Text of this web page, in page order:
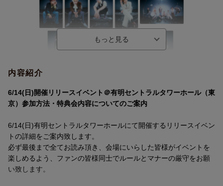
★仕様/封入特典
●トレカ B ver. 1枚封入（集合1種、ソロ9種 全10種のうちランダ
ム1種）
内容紹介
6/14(日)開催リリースイベント＠有明セントラルタワーホール（東
京）参加方法・特典会内容についてのご案内
6/14(日)有明セントラルタワーホールにて開催するリリースイベン
トの詳細をご案内致します。
必ず最後まで全てお読み頂き、会場にいらした皆様がイベントを
楽しめるよう、ファンの皆様同士でルールとマナーの厳守をお願
い致します。